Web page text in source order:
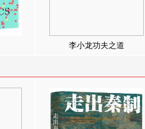
李小龙功夫之道